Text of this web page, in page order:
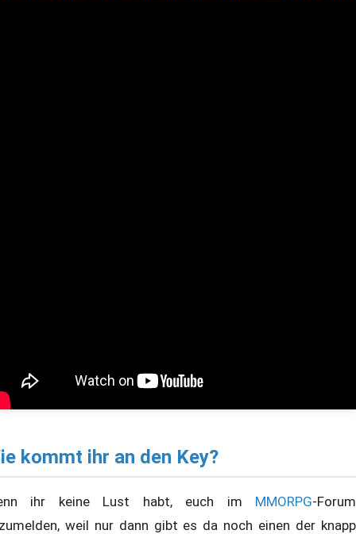
kommt ihr an den Key?
ihr keine Lust habt, euch im MMORPG-Forum
weil nur dann gibt es da noch einen der knapp